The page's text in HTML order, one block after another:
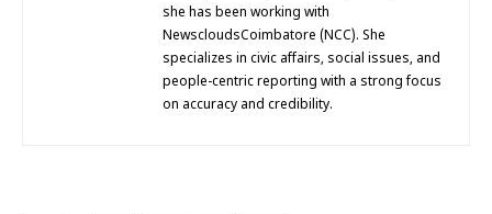
she has been working with
NewscloudsCoimbatore (NCC). She
specializes in civic affairs, social issues, and
people-centric reporting with a strong focus
on accuracy and credibility.